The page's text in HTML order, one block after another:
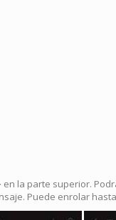
en la parte superior.
Puede enrolar